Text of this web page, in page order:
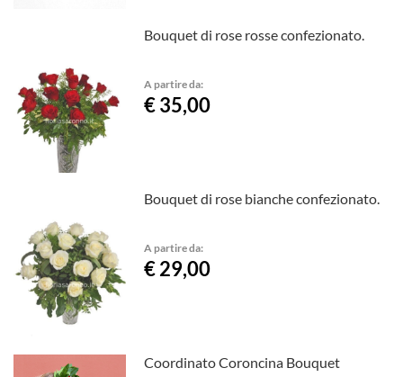
Bouquet di rose rosse confezionato.
A partire da:
€ 35,00
Bouquet di rose bianche confezionato.
A partire da:
€ 29,00
Coordinato Coroncina Bouquet